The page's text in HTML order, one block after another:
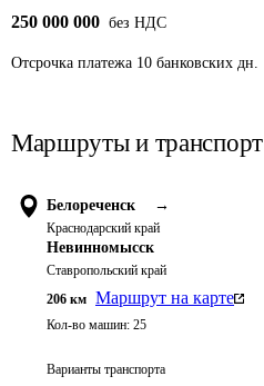
250 000 000 без НДС
Отсрочка платежа 10 банковских дн.
Маршруты и транспорт
Белореченск →
Краснодарский край
Невинномысск
Ставропольский край
206 км Маршрут на карте
Кол-во машин: 25
Варианты транспорта